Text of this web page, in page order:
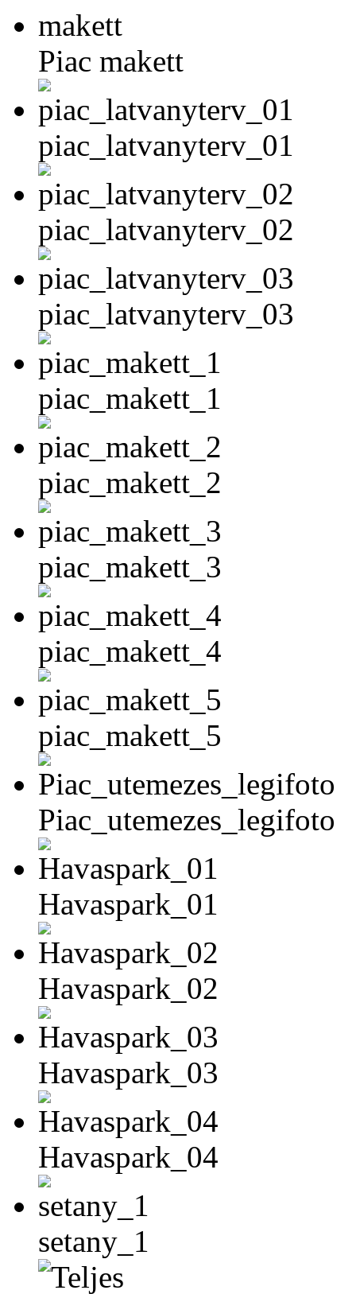
Piac makett
piac_latvanyterv_01
piac_latvanyterv_02
piac_latvanyterv_03
piac_makett_1
piac_makett_2
piac_makett_3
piac_makett_4
piac_makett_5
Piac_utemezes_legifoto
Havaspark_01
Havaspark_02
Havaspark_03
Havaspark_04
setany_1